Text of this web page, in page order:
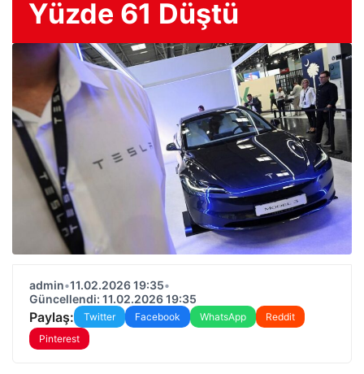
Yüzde 61 Düştü
admin•11.02.2026 19:35•
Güncellendi: 11.02.2026 19:35
Paylaş: Twitter Facebook WhatsApp
Reddit
Pinterest